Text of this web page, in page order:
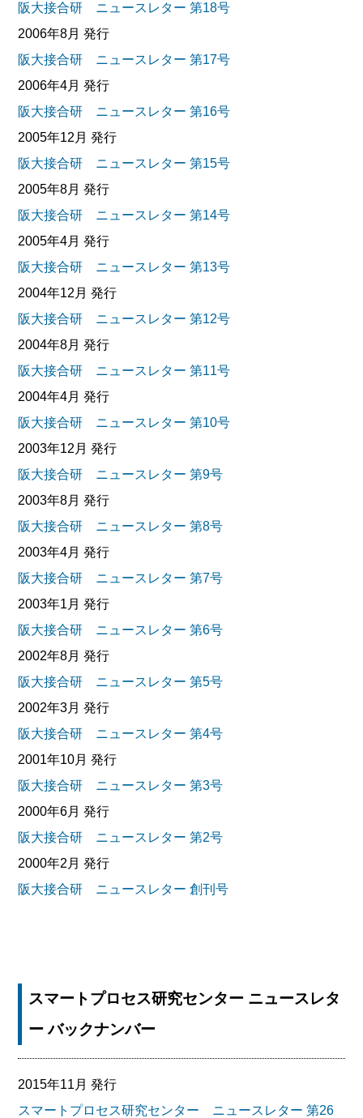
阪大接合研 ニュースレター 第18号
2006年8月 発行
阪大接合研 ニュースレター 第17号
2006年4月 発行
阪大接合研 ニュースレター 第16号
2005年12月 発行
阪大接合研 ニュースレター 第15号
2005年8月 発行
阪大接合研 ニュースレター 第14号
2005年4月 発行
阪大接合研 ニュースレター 第13号
2004年12月 発行
阪大接合研 ニュースレター 第12号
2004年8月 発行
阪大接合研 ニュースレター 第11号
2004年4月 発行
阪大接合研 ニュースレター 第10号
2003年12月 発行
阪大接合研 ニュースレター 第9号
2003年8月 発行
阪大接合研 ニュースレター 第8号
2003年4月 発行
阪大接合研 ニュースレター 第7号
2003年1月 発行
阪大接合研 ニュースレター 第6号
2002年8月 発行
阪大接合研 ニュースレター 第5号
2002年3月 発行
阪大接合研 ニュースレター 第4号
2001年10月 発行
阪大接合研 ニュースレター 第3号
2000年6月 発行
阪大接合研 ニュースレター 第2号
2000年2月 発行
阪大接合研 ニュースレター 創刊号
スマートプロセス研究センター ニュースレタ
ー バックナンバー
2015年11月 発行
スマートプロセス研究センター ニュースレター 第26